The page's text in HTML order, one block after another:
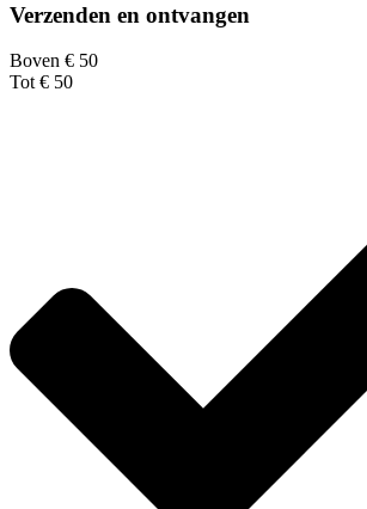
Verzenden en ontvangen
Boven € 50
Tot € 50